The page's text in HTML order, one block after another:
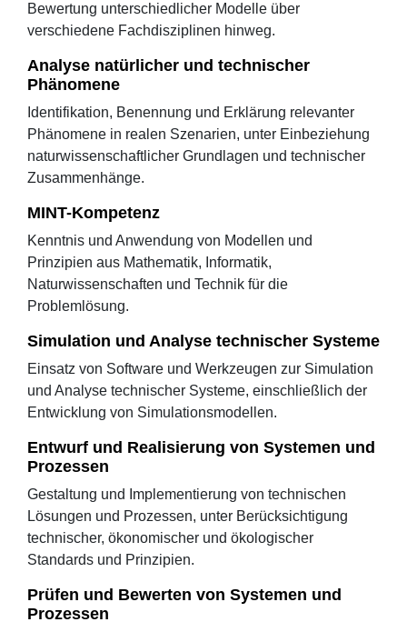
Bewertung unterschiedlicher Modelle über
verschiedene Fachdisziplinen hinweg.
Analyse natürlicher und technischer
Phänomene
Identifikation, Benennung und Erklärung relevanter
Phänomene in realen Szenarien, unter Einbeziehung
naturwissenschaftlicher Grundlagen und technischer
Zusammenhänge.
MINT-Kompetenz
Kenntnis und Anwendung von Modellen und
Prinzipien aus Mathematik, Informatik,
Naturwissenschaften und Technik für die
Problemlösung.
Simulation und Analyse technischer Systeme
Einsatz von Software und Werkzeugen zur Simulation
und Analyse technischer Systeme, einschließlich der
Entwicklung von Simulationsmodellen.
Entwurf und Realisierung von Systemen und
Prozessen
Gestaltung und Implementierung von technischen
Lösungen und Prozessen, unter Berücksichtigung
technischer, ökonomischer und ökologischer
Standards und Prinzipien.
Prüfen und Bewerten von Systemen und
Prozessen